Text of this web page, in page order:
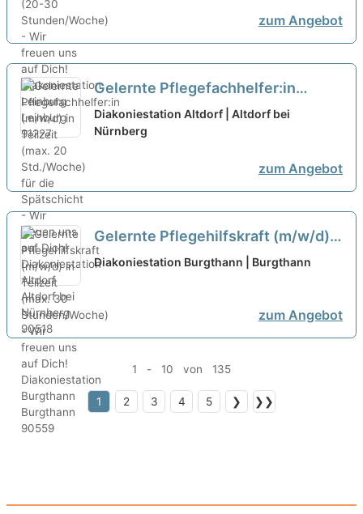
zum Angebot
Gelernte Pflegefachhelfer:in
(m/w/d) in Teilzeit (max. 20
Std./Woche) für die Spätschicht -
Diakoniestation Altdorf | Altdorf bei
Nürnberg
zum Angebot
Gelernte Pflegehilfskraft (m/w/d)
in Teilzeit (max. 30
Diakoniestation Burgthann | Burgthann
zum Angebot
1 - 10 von 135
1 2 3 4 5 ❯ ❯❯